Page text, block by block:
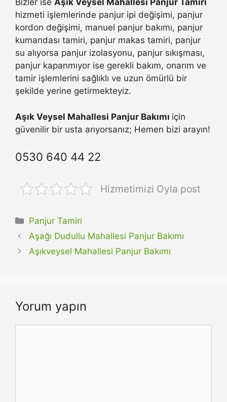
Bizler ise Aşık Veysel Mahallesi Panjur Tamiri
hizmeti işlemlerinde panjur ipi değişimi, panjur
kordon değişimi, manuel panjur bakımı, panjur
kumandası tamiri, panjur makas tamiri, panjur
su alıyorsa panjur izolasyonu, panjur sıkışması,
panjur kapanmıyor ise gerekli bakım, onarım ve
tamir işlemlerini sağlıklı ve uzun ömürlü bir
şekilde yerine getirmekteyiz.
Aşık Veysel Mahallesi Panjur Bakımı için
güvenilir bir usta arıyorsanız; Hemen bizi arayın!
0530 640 44 22
Hizmetimizi Oyla post
Kategoriler
Panjur Tamiri
Aşağı Dudullu Mahallesi Panjur Bakımı
Aşıkveysel Mahallesi Panjur Bakımı
Yorum yapın